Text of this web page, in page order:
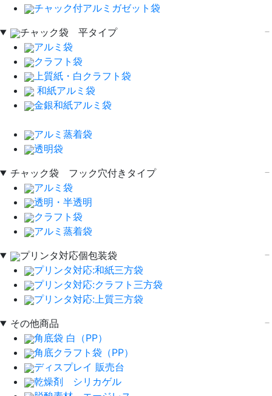
チャック付アルミガゼット袋
チャック袋 平タイプ
アルミ袋
クラフト袋
上質紙・白クラフト袋
和紙アルミ袋
金銀和紙アルミ袋
アルミ蒸着袋
透明袋
チャック袋 フック穴付きタイプ
アルミ袋
透明・半透明
クラフト袋
アルミ蒸着袋
プリンタ対応個包装袋
プリンタ対応:和紙三方袋
プリンタ対応:クラフト三方袋
プリンタ対応:上質三方袋
その他商品
角底袋 白（PP）
角底クラフト袋（PP）
ディスプレイ 販売台
乾燥剤 シリカゲル